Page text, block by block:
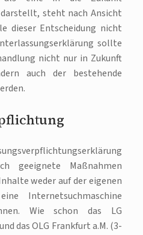
steht nach Ansicht
dieser Entscheidung nicht
sollte
nicht nur in Zukunft
auch der bestehende
geeignete Maßnahmen
weder auf der eigenen
Internetsuchmaschine
Wie schon das LG
das OLG Frankfurt a.M. (3-